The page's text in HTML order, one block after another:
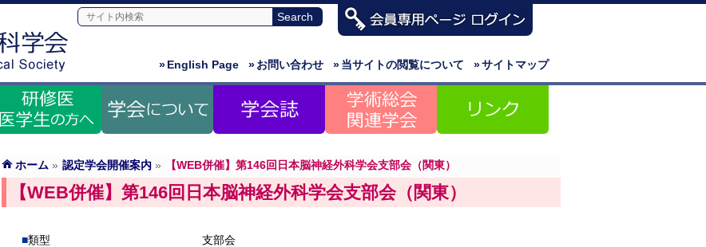
»サイトマップ
»当サイトの閲覧について
»お問い合わせ
»English Page
ホーム » 認定学会開催案内 » 【WEB併催】第146回日本脳神経外科学会支部会（関東）
【WEB併催】第146回日本脳神経外科学会支部会（関東）
類型
支部会